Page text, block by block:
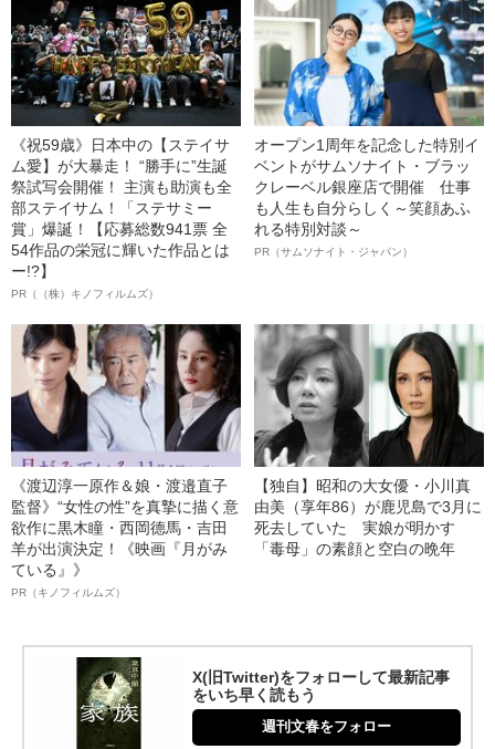
《祝59歳》日本中の【ステイサ
ム愛】が大暴走！ “勝手に”生誕
祭試写会開催！ 主演も助演も全
部ステイサム！「ステサミー
賞」爆誕！【応募総数941票 全
54作品の栄冠に輝いた作品とは
ー!?】
PR（（株）キノフィルムズ）
オープン1周年を記念した特別イ
ベントがサムソナイト・ブラッ
クレーベル銀座店で開催 仕事
も人生も自分らしく～笑顔あふ
れる特別対談～
PR（サムソナイト・ジャパン）
《渡辺淳一原作＆娘・渡邉直子
監督》“女性の性”を真摯に描く意
欲作に黒木瞳・西岡德馬・吉田
羊が出演決定！《映画『月がみ
ている』》
PR（キノフィルムズ）
【独自】昭和の大女優・小川真
由美（享年86）が鹿児島で3月に
死去していた 実娘が明かす
「毒母」の素顔と空白の晩年
X(旧Twitter)をフォローして最新記事
をいち早く読もう
週刊文春をフォロー